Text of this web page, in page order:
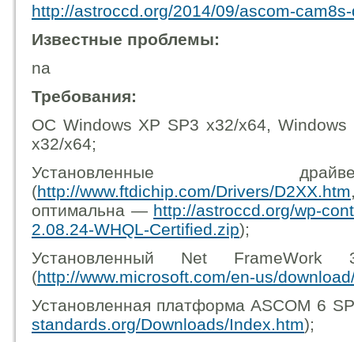
http://astroccd.org/2014/09/ascom-
Известные проблемы:
na
Требования:
ОС Windows XP SP3 x32/x64,
x32/x64;
Установленные
(http://www.ftdichip.com/Drivers/D2XX.htm
оптимальна — http://astroccd.org/wp-
2.08.24-WHQL-Certified.zip);
Установленный Net
(http://www.microsoft.com/en-us/
Установленная платформа ASCOM 6
standards.org/Downloads/Index.htm);